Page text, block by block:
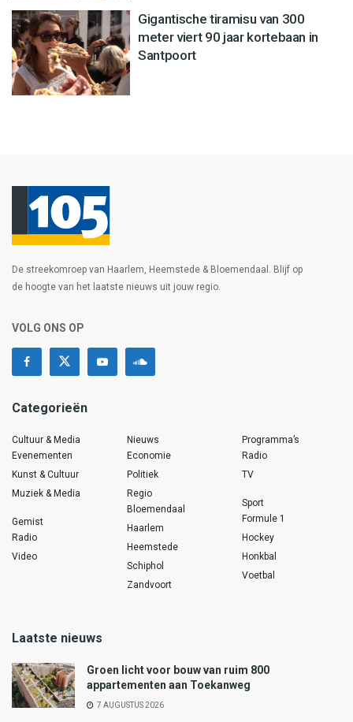
Gigantische tiramisu van 300
meter viert 90 jaar kortebaan in
Santpoort
De streekomroep van Haarlem, Heemstede & Bloemendaal. Blijf op
de hoogte van het laatste nieuws uit jouw regio.
VOLG ONS OP
Categorieën
Cultuur & Media
Evenementen
Kunst & Cultuur
Muziek & Media
Gemist
Radio
Video
Nieuws
Economie
Politiek
Regio
Bloemendaal
Haarlem
Heemstede
Schiphol
Zandvoort
Programma’s
Radio
TV
Sport
Formule 1
Hockey
Honkbal
Voetbal
Laatste nieuws
Groen licht voor bouw van ruim 800
appartementen aan Toekanweg
7 AUGUSTUS 2026